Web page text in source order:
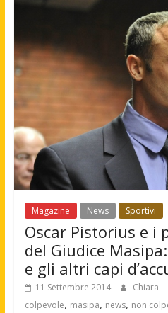
Magazine News Sportivi
Oscar Pistorius e i
del Giudice
e gli altri capi
11 Settembre 2014 Chiara
colpevole, masipa, news, non